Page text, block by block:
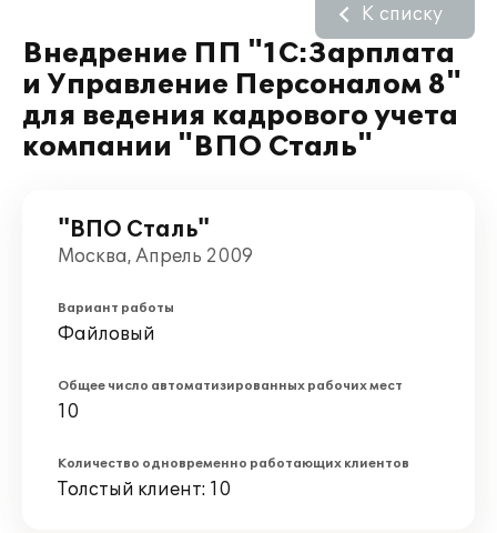
Внедрение ПП "1С:Зарплата
и Управление Персоналом 8"
для ведения кадрового учета
компании "ВПО Сталь"
К списку
"ВПО Сталь"
Москва, Апрель 2009
Вариант работы
Файловый
Общее число автоматизированных рабочих мест
10
Количество одновременно работающих клиентов
Толстый клиент: 10